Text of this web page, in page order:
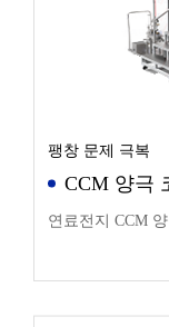
팽창 문제 극복
CCM 양극
연료전지 CCM